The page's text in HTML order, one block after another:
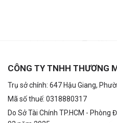
CÔNG TY TNHH THƯƠNG
Trụ sở chính: 647 Hậu Giang,
Mã số thuế: 0318880317
Do Sở Tài Chính TP.HCM - Phòng